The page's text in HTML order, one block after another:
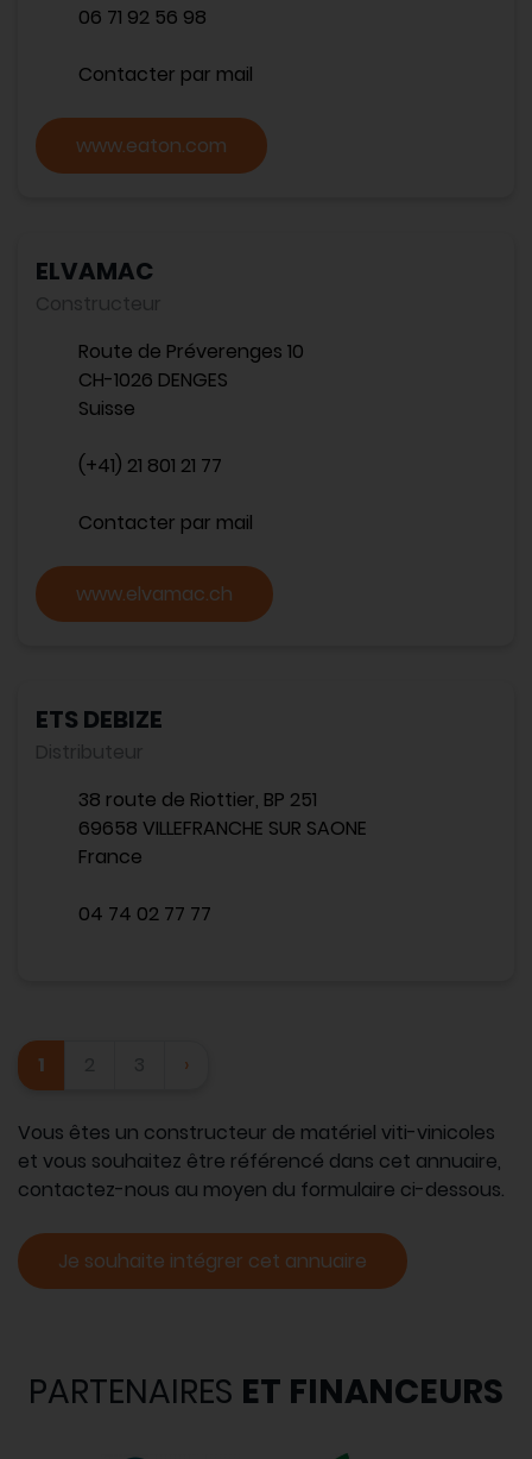
06 71 92 56 98
Contacter par mail
www.eaton.com
ELVAMAC
Constructeur
Route de Préverenges 10
CH-1026 DENGES
Suisse
(+41) 21 801 21 77
Contacter par mail
www.elvamac.ch
ETS DEBIZE
Distributeur
38 route de Riottier, BP 251
69658 VILLEFRANCHE SUR SAONE
France
04 74 02 77 77
1 ›
Vous êtes un constructeur de matériel viti-vinicoles
et vous souhaitez être référencé dans cet annuaire,
contactez-nous au moyen du formulaire ci-dessous.
Je souhaite intégrer cet annuaire
PARTENAIRES ET FINANCEURS